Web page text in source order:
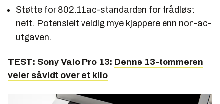
Støtte for 802.11ac-standarden for trådløst
nett. Potensielt veldig mye kjappere enn non-ac-
utgaven.
TEST: Sony Vaio Pro 13: Denne 13-tommeren
veier såvidt over et kilo